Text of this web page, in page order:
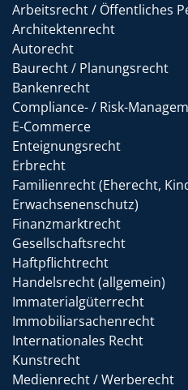
Arbeitsrecht / Öffentliches
Architektenrecht
Autorecht
Baurecht / Planungsrecht
Bankenrecht
Compliance- / Risk-
E-Commerce
Enteignungsrecht
Erbrecht
Familienrecht (Eherecht,
Erwachsenenschutz)
Finanzmarktrecht
Gesellschaftsrecht
Haftpflichtrecht
Handelsrecht (allgemein)
Immaterialgüterrecht
Immobiliarsachenrecht
Internationales Recht
Kunstrecht
Medienrecht / Werberecht